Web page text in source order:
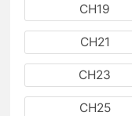
CH19
CH21
CH23
CH25